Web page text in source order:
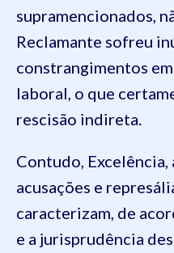
supramencionados,
Reclamante sofreu
constrangimentos
laboral, o que
rescisão indireta.
Contudo, Excelência,
acusações e
caracterizam, de
e a jurisprudência